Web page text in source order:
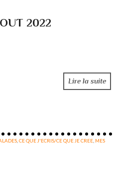
2022
Lire la suite
,CE QUE J'ECRIS/CE QUE JE CREE MES